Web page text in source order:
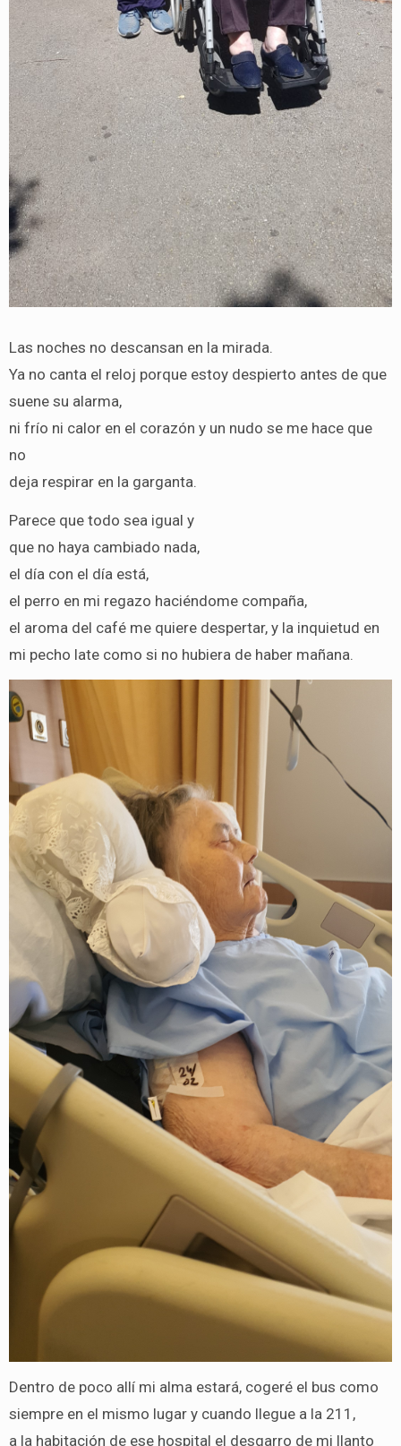
Las noches no descansan en la mirada.
Ya no canta el reloj porque estoy despierto antes de que
suene su alarma,
ni frío ni calor en el corazón y un nudo se me hace que
no
deja respirar en la garganta.
Parece que todo sea igual y
que no haya cambiado nada,
el día con el día está,
el perro en mi regazo haciéndome compaña,
el aroma del café me quiere despertar, y la inquietud en
mi pecho late como si no hubiera de haber mañana.
Dentro de poco allí mi alma estará, cogeré el bus como
siempre en el mismo lugar y cuando llegue a la 211,
a la habitación de ese hospital el desgarro de mi llanto